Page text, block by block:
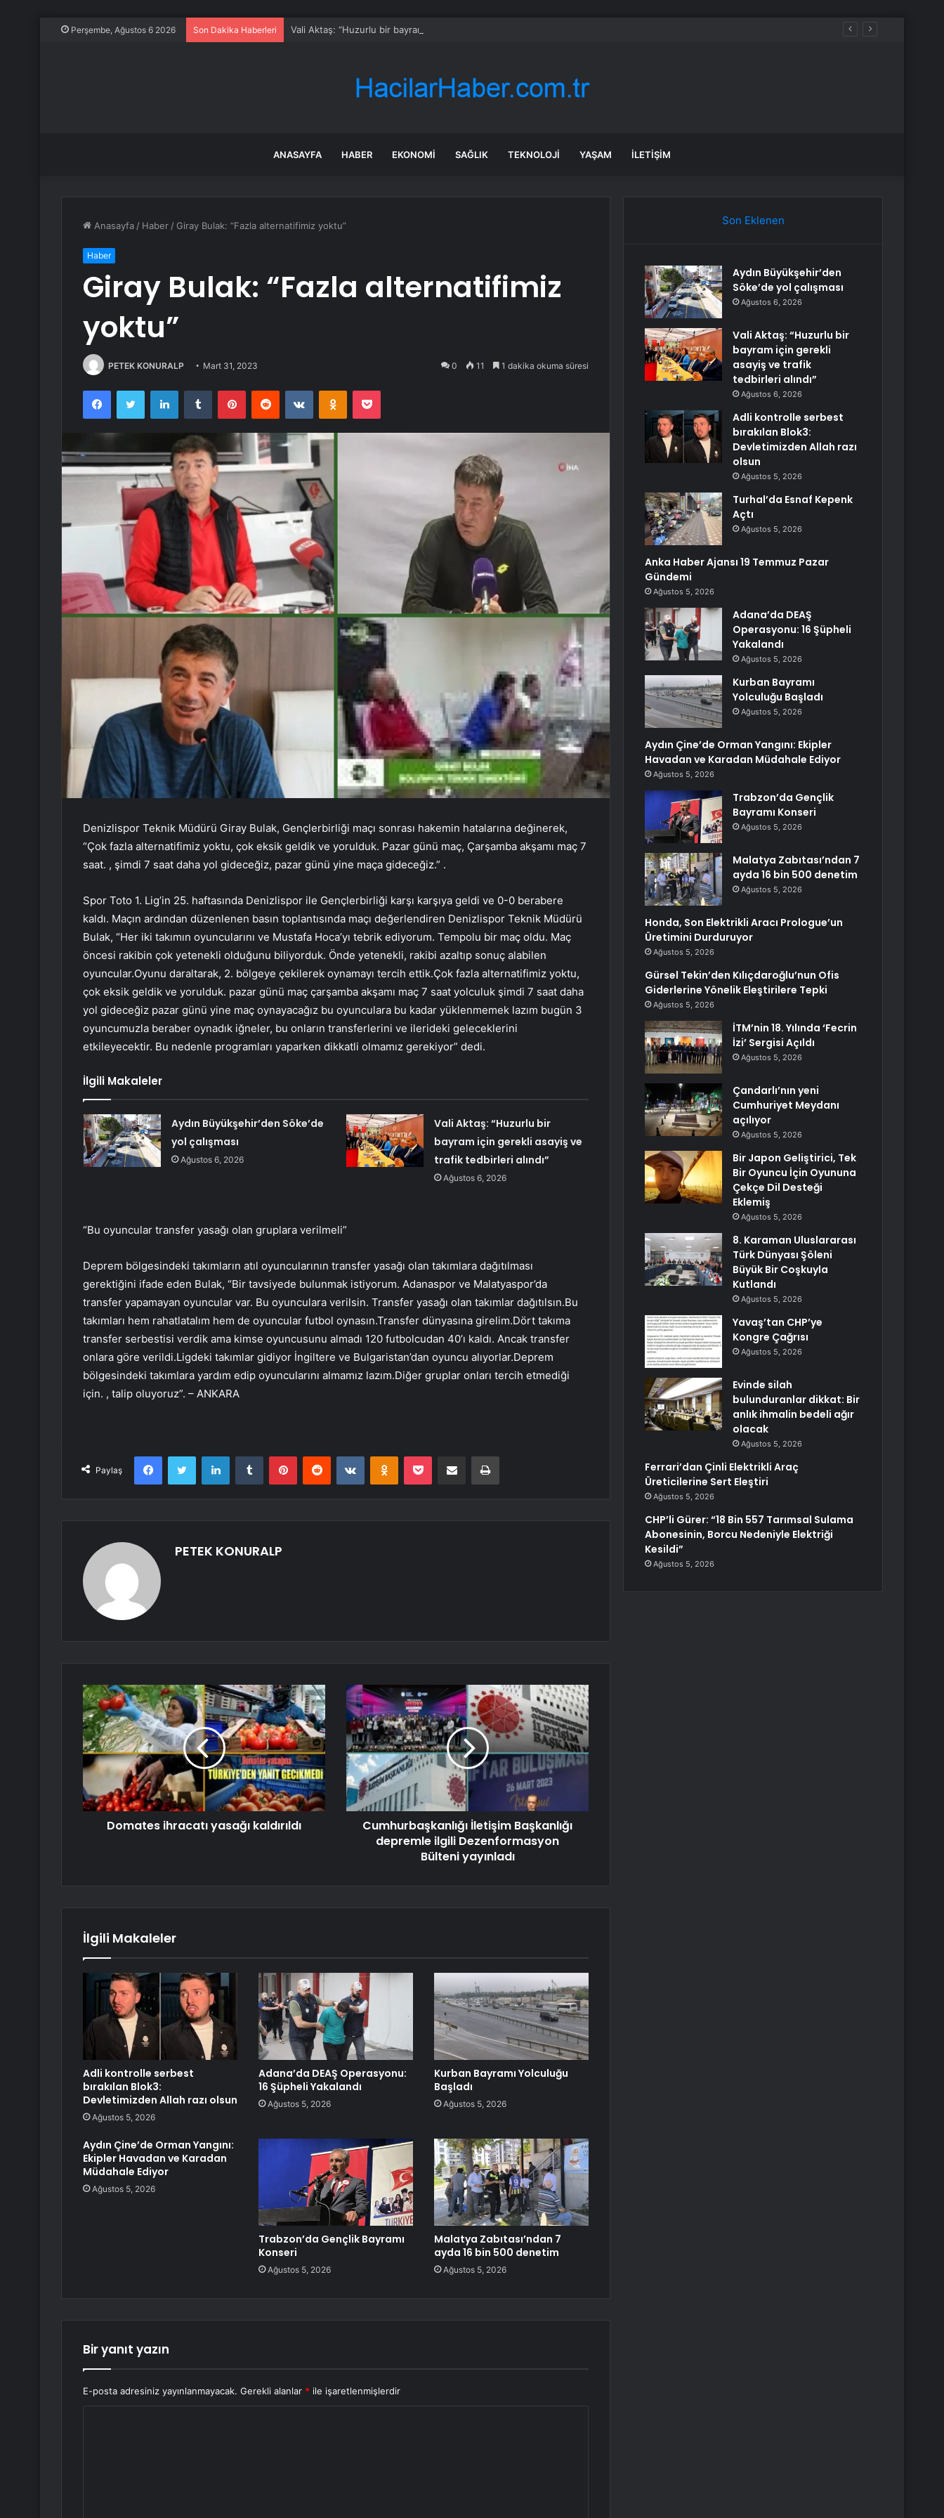
Perşembe, Ağustos 6 2026 Son Dakika Haberleri Vali Aktaş: “Huzurlu bir bayram için gerekli asayiş ve trafik tedbirleri alındı”
ANASAYFA HABER EKONOMI SAĞLIK TEKNOLOJI YAŞAM İLETIŞIM
Anasayfa / Haber / Giray Bulak: “Fazla alternatifimiz yoktu”
Haber
Giray Bulak: “Fazla alternatifimiz
yoktu”
PETEK KONURALP Mart 31, 2023 0 11 1 dakika okuma süresi
FacebookTwitter LinkedInTumblr PinterestReddit VKontakteOdnoklassniki
Pocket
Denizlispor Teknik Müdürü Giray Bulak, Gençlerbirliği maçı sonrası hakemin hatalarına değinerek,
“Çok fazla alternatifimiz yoktu, çok eksik geldik ve yorulduk. Pazar günü maç, Çarşamba akşamı maç 7
saat. , şimdi 7 saat daha yol gideceğiz, pazar günü yine maça gideceğiz.” .
Spor Toto 1. Lig’in 25. haftasında Denizlispor ile Gençlerbirliği karşı karşıya geldi ve 0-0 berabere
kaldı. Maçın ardından düzenlenen basın toplantısında maçı değerlendiren Denizlispor Teknik Müdürü
Bulak, “Her iki takımın oyuncularını ve Mustafa Hoca’yı tebrik ediyorum. Tempolu bir maç oldu. Maç
öncesi rakibin çok yetenekli olduğunu biliyorduk. Önde yetenekli, rakibi azaltıp sonuç alabilen
oyuncular.Oyunu daraltarak, 2. bölgeye çekilerek oynamayı tercih ettik.Çok fazla alternatifimiz yoktu,
çok eksik geldik ve yorulduk. pazar günü maç çarşamba akşamı maç 7 saat yolculuk şimdi 7 saat daha
yol gideceğiz pazar günü yine maç oynayacağız bu oyunculara bu kadar yüklenmemek lazım bugün 3
oyuncumuzla beraber oynadık iğneler, bu onların transferlerini ve ilerideki geleceklerini
etkileyecektir. Bu nedenle programları yaparken dikkatli olmamız gerekiyor” dedi.
İlgili Makaleler
Aydın Büyükşehir’den Söke’de
yol çalışması
Ağustos 6, 2026
Vali Aktaş: “Huzurlu bir
bayram için gerekli asayiş ve
trafik tedbirleri alındı”
Ağustos 6, 2026
“Bu oyuncular transfer yasağı olan gruplara verilmeli”
Deprem bölgesindeki takımların atıl oyuncularının transfer yasağı olan takımlara dağıtılması
gerektiğini ifade eden Bulak, “Bir tavsiyede bulunmak istiyorum. Adanaspor ve Malatyaspor’da
transfer yapamayan oyuncular var. Bu oyunculara verilsin. Transfer yasağı olan takımlar dağıtılsın.Bu
takımları hem rahatlatalım hem de oyuncular futbol oynasın.Transfer dünyasına girelim.Dört takıma
transfer serbestisi verdik ama kimse oyuncusunu almadı 120 futbolcudan 40’ı kaldı. Ancak transfer
onlara göre verildi.Ligdeki takımlar gidiyor İngiltere ve Bulgaristan’dan oyuncu alıyorlar.Deprem
bölgesindeki takımlara yardım edip oyuncularını almamız lazım.Diğer gruplar onları tercih etmediği
için. , talip oluyoruz”. – ANKARA
Paylaş
FacebookTwitter LinkedInTumblr PinterestReddit VKontakteOdnoklassniki
Pocket E-Posta ile paylaş Yazdır
PETEK KONURALP
Domates ihracatı yasağı kaldırıldı
Cumhurbaşkanlığı İletişim Başkanlığı
depremle ilgili Dezenformasyon
Bülteni yayınladı
İlgili Makaleler
Adli kontrolle serbest
bırakılan Blok3:
Devletimizden Allah razı olsun
Ağustos 5, 2026
Adana’da DEAŞ Operasyonu:
16 Şüpheli Yakalandı
Ağustos 5, 2026
Kurban Bayramı Yolculuğu
Başladı
Ağustos 5, 2026
Aydın Çine’de Orman Yangını:
Ekipler Havadan ve Karadan
Müdahale Ediyor
Ağustos 5, 2026
Trabzon’da Gençlik Bayramı
Konseri
Ağustos 5, 2026
Malatya Zabıtası’ndan 7
ayda 16 bin 500 denetim
Ağustos 5, 2026
Bir yanıt yazın
E-posta adresiniz yayınlanmayacak. Gerekli alanlar * ile işaretlenmişlerdir
Son Eklenen
Aydın Büyükşehir’den
Söke’de yol çalışması
Ağustos 6, 2026
Vali Aktaş: “Huzurlu bir
bayram için gerekli
asayiş ve trafik
tedbirleri alındı”
Ağustos 6, 2026
Adli kontrolle serbest
bırakılan Blok3:
Devletimizden Allah razı
olsun
Ağustos 5, 2026
Turhal’da Esnaf Kepenk
Açtı
Ağustos 5, 2026
Anka Haber Ajansı 19 Temmuz Pazar
Gündemi
Ağustos 5, 2026
Adana’da DEAŞ
Operasyonu: 16 Şüpheli
Yakalandı
Ağustos 5, 2026
Kurban Bayramı
Yolculuğu Başladı
Ağustos 5, 2026
Aydın Çine’de Orman Yangını: Ekipler
Havadan ve Karadan Müdahale Ediyor
Ağustos 5, 2026
Trabzon’da Gençlik
Bayramı Konseri
Ağustos 5, 2026
Malatya Zabıtası’ndan 7
ayda 16 bin 500 denetim
Ağustos 5, 2026
Honda, Son Elektrikli Aracı Prologue’un
Üretimini Durduruyor
Ağustos 5, 2026
Gürsel Tekin’den Kılıçdaroğlu’nun Ofis
Giderlerine Yönelik Eleştirilere Tepki
Ağustos 5, 2026
İTM’nin 18. Yılında ‘Fecrin
İzi’ Sergisi Açıldı
Ağustos 5, 2026
Çandarlı’nın yeni
Cumhuriyet Meydanı
açılıyor
Ağustos 5, 2026
Bir Japon Geliştirici, Tek
Bir Oyuncu İçin Oyununa
Çekçe Dil Desteği
Eklemiş
Ağustos 5, 2026
8. Karaman Uluslararası
Türk Dünyası Şöleni
Büyük Bir Coşkuyla
Kutlandı
Ağustos 5, 2026
Yavaş’tan CHP’ye
Kongre Çağrısı
Ağustos 5, 2026
Evinde silah
bulunduranlar dikkat: Bir
anlık ihmalin bedeli ağır
olacak
Ağustos 5, 2026
Ferrari’dan Çinli Elektrikli Araç
Üreticilerine Sert Eleştiri
Ağustos 5, 2026
CHP’li Gürer: “18 Bin 557 Tarımsal Sulama
Abonesinin, Borcu Nedeniyle Elektriği
Kesildi”
Ağustos 5, 2026